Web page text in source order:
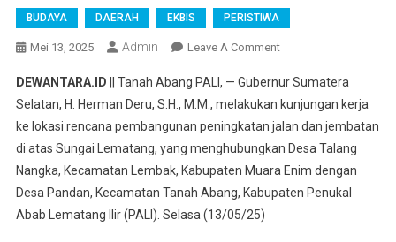
BUDAYA DAERAH EKBIS PERISTIWA
Mei 13, 2025 Admin Leave A CommentOn
Deru
Tinjau
Lokasi
Peningkatan
Jalan
Dan
DEWANTARA.ID || Tanah Abang PALI, — Gubernur Sumatera
Selatan, H. Herman Deru, S.H., M.M., melakukan kunjungan kerja
ke lokasi rencana pembangunan peningkatan jalan dan jembatan
di atas Sungai Lematang, yang menghubungkan Desa Talang
Nangka, Kecamatan Lembak, Kabupaten Muara Enim dengan
Desa Pandan, Kecamatan Tanah Abang, Kabupaten Penukal
Abab Lematang Ilir (PALI). Selasa (13/05/25)